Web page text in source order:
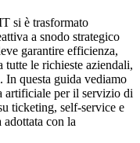
si è trasformato
a snodo strategico
garantire efficienza,
tutte le richieste aziendali,
In questa guida vediamo
artificiale per il servizio di
ticketing, self-service e
adottata con la